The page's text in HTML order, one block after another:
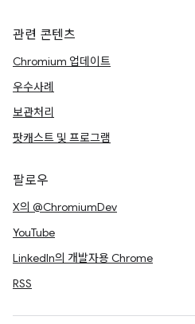
관련 콘텐츠
Chromium 업데이트
우수사례
보관처리
팟캐스트 및 프로그램
팔로우
X의 @ChromiumDev
YouTube
LinkedIn의 개발자용 Chrome
RSS